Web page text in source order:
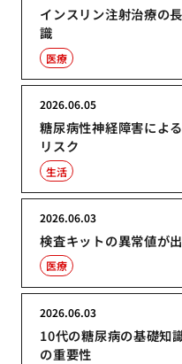
インスリン注射治療の
識
医療
糖尿病性神経障害によ
リスク
2026.06.05
生活
検査キットの異常値が
2026.06.03
医療
10代の糖尿病の基礎知
の重要性
2026.06.03